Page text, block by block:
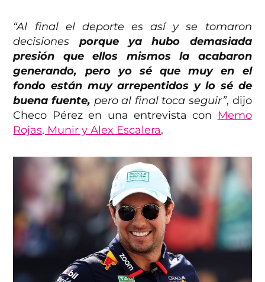
“Al final el deporte es así y se tomaron
decisiones porque ya hubo demasiada
presión que ellos mismos la acabaron
generando, pero yo sé que muy en el
fondo están muy arrepentidos y lo sé de
buena fuente, pero al final toca seguir”, dijo
Checo Pérez en una entrevista con Memo
Rojas, Munir y Alex Escalera.